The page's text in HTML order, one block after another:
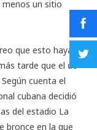
un sitio
que esto haya
tarde que el de
cuenta el
cubana decidió
del estadio La
bronce en la que